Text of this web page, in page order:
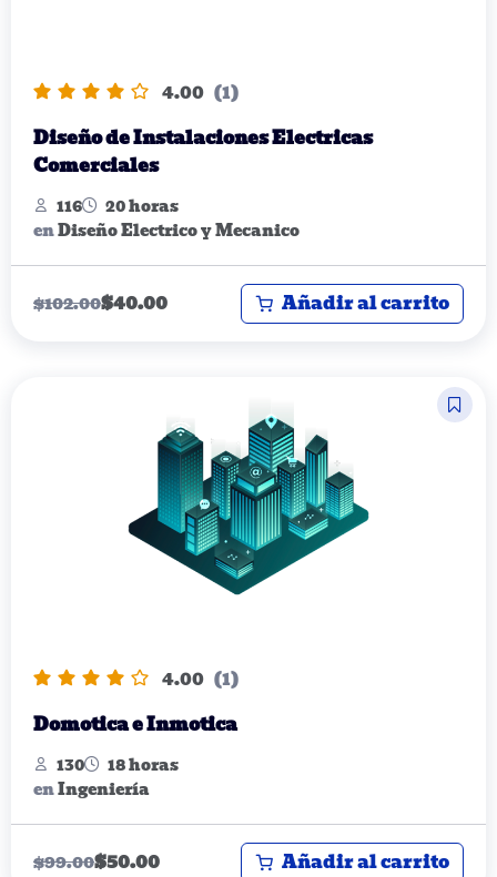
4.00 (1)
Diseño de Instalaciones Electricas
Comerciales
116
20 horas
enDiseño Electrico y Mecanico
$102.00$40.00 Añadir al carrito
4.00 (1)
Domotica e Inmotica
130
18 horas
enIngeniería
$99.00$50.00 Añadir al carrito